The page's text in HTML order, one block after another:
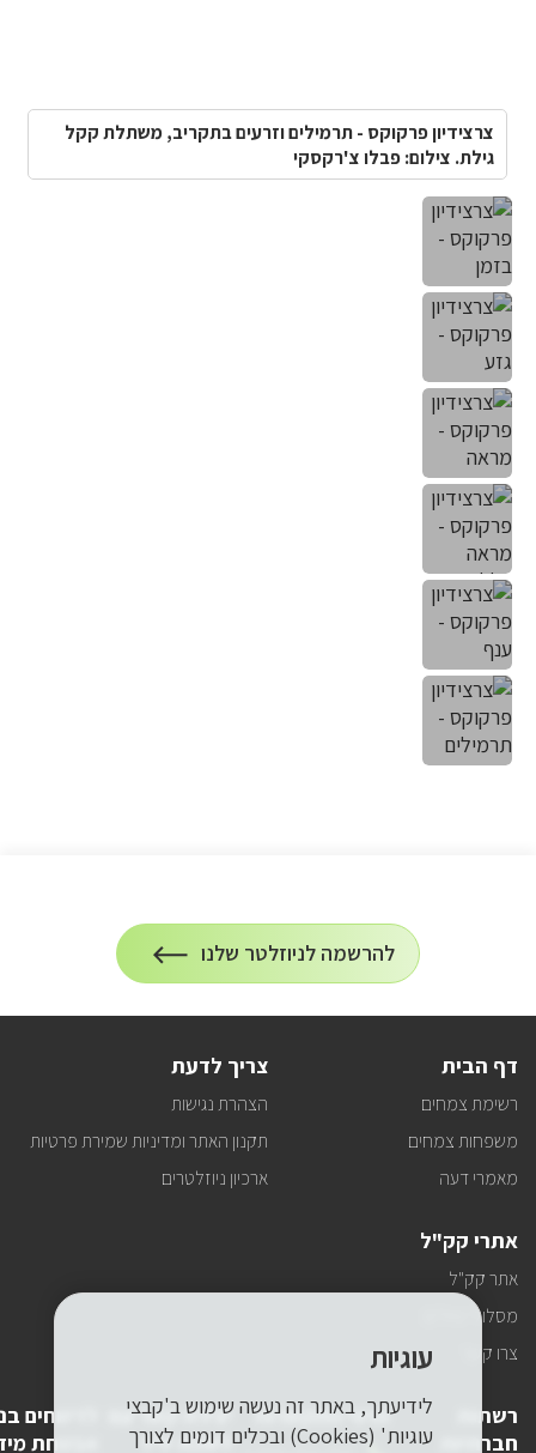
צרצידיון פרקוקס - תרמילים וזרעים בתקריב, משתלת קקל
גילת. צילום: פבלו צ'רקסקי
הרשמה
להרשמה לניוזלטר שלנו
על
הרשמה
דף הבית
רשימת צמחים
משפחות צמחים
מאמרי דעה
צריך לדעת
הצהרת נגישות
תקנון האתר ומדיניות שמירת פרטיות
ארכיון ניוזלטרים
אתרי קק"ל
אתר קק"ל
מסלולי טיולים
צרו קשר
רשתות
חברתיות
פרטי התקשרות
יצירת קשר עם
לשכת יו"ר
לדיווחים
אבטחת
עוגיות
לידיעתך, באתר זה נעשה שימוש ב'קבצי
עוגיות' (Cookies) ובכלים דומים לצורך